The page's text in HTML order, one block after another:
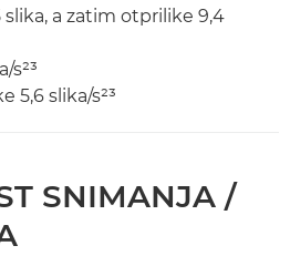
slika, a zatim otprilike 9,4
s²³
5,6 slika/s²³
SNIMANJA /